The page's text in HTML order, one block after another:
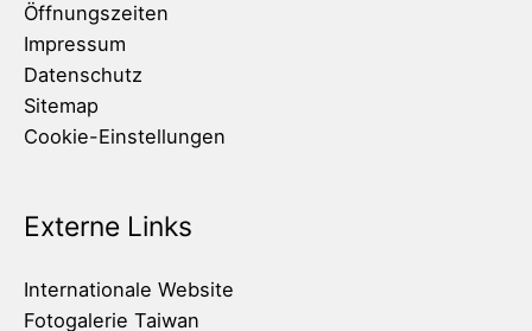
Öffnungszeiten
Impressum
Datenschutz
Sitemap
Cookie-Einstellungen
Externe Links
Internationale Website
Fotogalerie Taiwan